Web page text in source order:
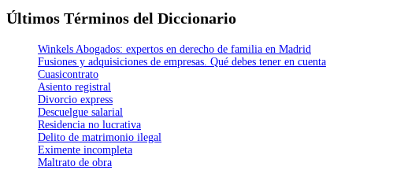
Últimos Términos del Diccionario
Winkels Abogados: expertos en derecho de familia en Madrid
Fusiones y adquisiciones de empresas. Qué debes tener en cuenta
Cuasicontrato
Asiento registral
Divorcio express
Descuelgue salarial
Residencia no lucrativa
Delito de matrimonio ilegal
Eximente incompleta
Maltrato de obra